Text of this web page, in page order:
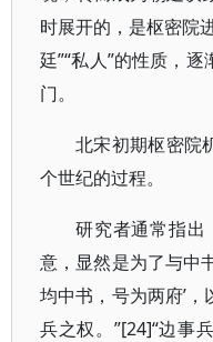
时展开的，是枢密院
廷”“私人”的性质，
门。
北宋初期枢密院
个世纪的过程。
研究者通常指出
意，显然是为了与中
均中书，号为两府’
兵之权。”[24]“边事